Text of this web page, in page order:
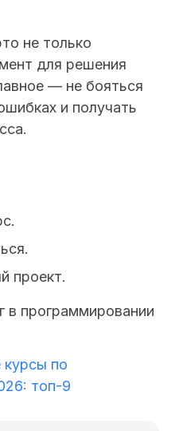
не только
для решения
— не бояться
и получать
проект.
в программировании
по
топ-9